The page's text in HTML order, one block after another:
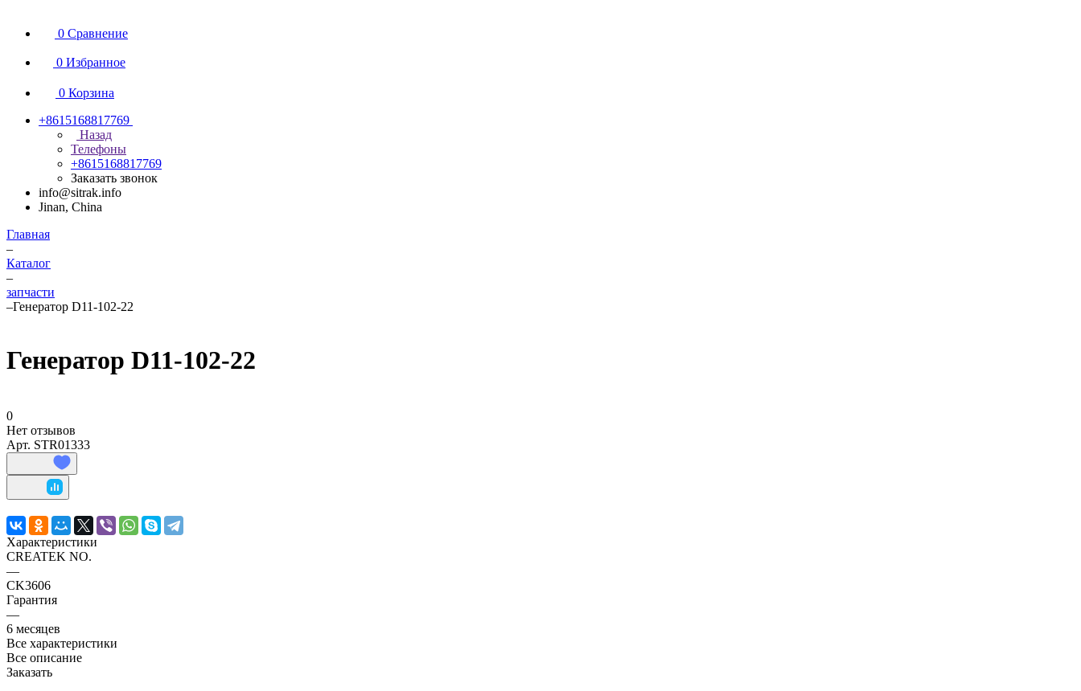
0 Сравнение
0 Избранное
0 Корзина
+8615168817769
Назад
Телефоны
+8615168817769
Заказать звонок
info@sitrak.info
Jinan, China
Главная
–
Каталог
–
запчасти
–Генератор D11-102-22
Генератор D11-102-22
0
Нет отзывов
Арт. STR01333
Характеристики
CREATEK NO.
—
CK3606
Гарантия
—
6 месяцев
Все характеристики
Все описание
Заказать